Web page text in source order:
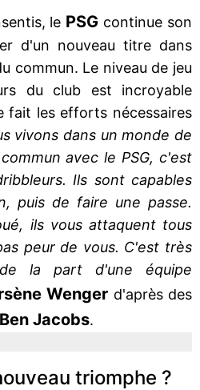
le PSG continue son
d'un nouveau titre dans
commun. Le niveau de jeu
du club est incroyable
fait les efforts nécessaires
vivons dans un monde de
avec le PSG, c'est
Ils sont capables
puis de faire une passe.
ils vous attaquent tous
peur de vous. C'est très
la part d'une équipe
Wenger d'après des
Ben Jacobs.
triomphe ?